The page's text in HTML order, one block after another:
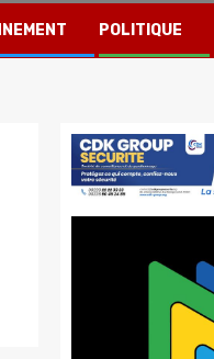
POLITIQUE